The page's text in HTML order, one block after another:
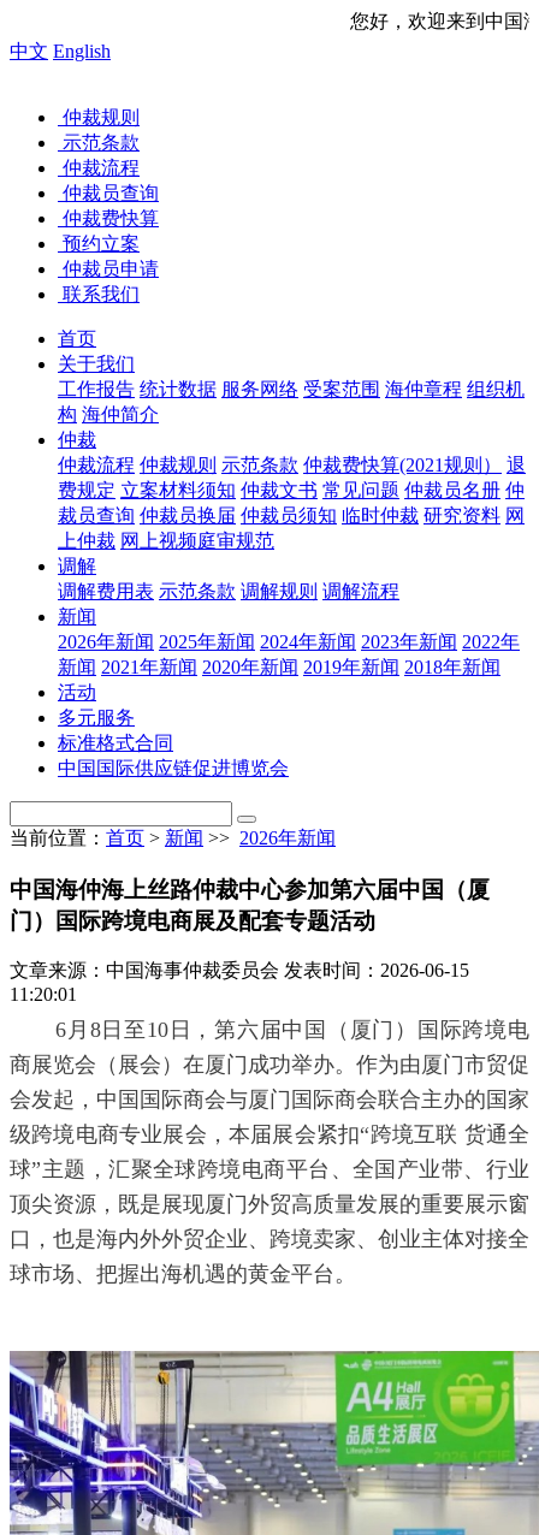
您好，欢迎来到中国海事仲裁委员会网站
中文 English
仲裁规则
示范条款
仲裁流程
仲裁员查询
仲裁费快算
预约立案
仲裁员申请
联系我们
首页
关于我们
工作报告 统计数据 服务网络 受案范围 海仲章程 组织机
构 海仲简介
仲裁
仲裁流程 仲裁规则 示范条款 仲裁费快算(2021规则）
退
费规定 立案材料须知 仲裁文书 常见问题 仲裁员名册 仲
裁员查询 仲裁员换届 仲裁员须知 临时仲裁 研究资料 网
上仲裁 网上视频庭审规范
调解
调解费用表 示范条款 调解规则 调解流程
新闻
2026年新闻 2025年新闻 2024年新闻 2023年新闻 2022年
新闻 2021年新闻 2020年新闻 2019年新闻 2018年新闻
活动
多元服务
标准格式合同
中国国际供应链促进博览会
当前位置： 首页 > 新闻 >> 2026年新闻
中国海仲海上丝路仲裁中心参加第六届中国（厦
门）国际跨境电商展及配套专题活动
文章来源：中国海事仲裁委员会 发表时间：2026-06-15
11:20:01
6月8日至10日，第六届中国（厦门）国际跨境电
商展览会（展会）在厦门成功举办。作为由厦门市贸促
会发起，中国国际商会与厦门国际商会联合主办的国家
级跨境电商专业展会，本届展会紧扣“跨境互联 货通全
球”主题，汇聚全球跨境电商平台、全国产业带、行业
顶尖资源，既是展现厦门外贸高质量发展的重要展示窗
口，也是海内外外贸企业、跨境卖家、创业主体对接全
球市场、把握出海机遇的黄金平台。